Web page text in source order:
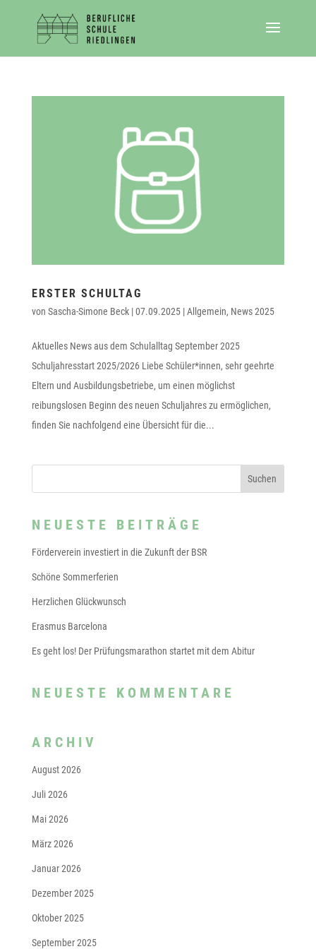
ERSTER SCHULTAG
von Sascha-Simone Beck|07.09.2025|Allgemein, News 2025
Aktuelles News aus dem Schulalltag September 2025
Schuljahresstart 2025/2026 Liebe Schüler*innen, sehr geehrte
Eltern und Ausbildungsbetriebe, um einen möglichst
reibungslosen Beginn des neuen Schuljahres zu ermöglichen,
finden Sie nachfolgend eine Übersicht für die...
NEUESTE BEITRÄGE
Förderverein investiert in die Zukunft der BSR
Schöne Sommerferien
Herzlichen Glückwunsch
Erasmus Barcelona
Es geht los! Der Prüfungsmarathon startet mit dem Abitur
NEUESTE KOMMENTARE
ARCHIV
August 2026
Juli 2026
Mai 2026
März 2026
Januar 2026
Dezember 2025
Oktober 2025
September 2025